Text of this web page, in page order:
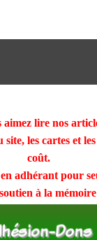
aimez lire nos
site, les cartes et
coût.
adhérant pour
à la